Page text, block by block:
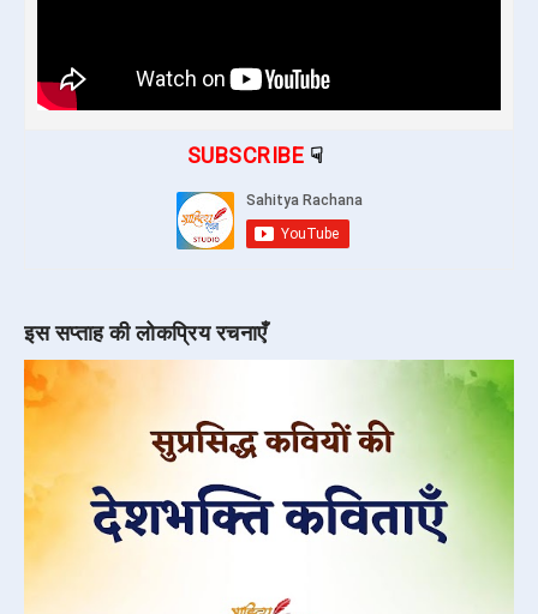
SUBSCRIBE☟
इस सप्ताह की लोकप्रिय रचनाएँ